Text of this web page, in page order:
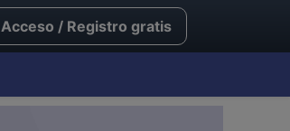
Acceso / Registro gratis